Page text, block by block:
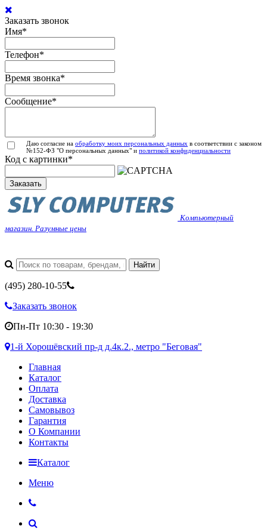
Заказать звонок
Имя*
Телефон*
Время звонка*
Сообщение*
Даю согласие на обработку моих персональных данных в соответствии с законом
№152-ФЗ "О персональных данных" и политикой конфиденциальности
Код с картинки*
Заказать
Компьютерный
магазин. Разумные цены
(495) 280-10-55
Заказать звонок
Пн-Пт 10:30 - 19:30
1-й Хорошёвский пр-д д.4к.2., метро "Беговая"
Главная
Каталог
Оплата
Доставка
Самовывоз
Гарантия
О Компании
Контакты
Каталог
Меню